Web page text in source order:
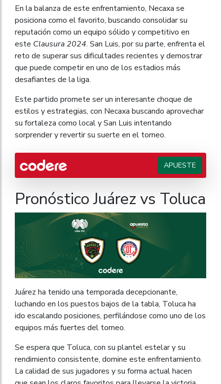
En la balanza de este enfrentamiento, Necaxa se
posiciona como el favorito, buscando consolidar su
reputación como un equipo sólido y competitivo en
este Clausura 2024. San Luis, por su parte, enfrenta el
reto de superar sus dificultades recientes y demostrar
que puede competir en uno de los estadios más
desafiantes de la liga.
Este partido promete ser un interesante choque de
estilos y estrategias, con Necaxa buscando aprovechar
su fortaleza como local y San Luis intentando
sorprender y revertir su suerte en el torneo.
APUESTE
Pronóstico Juárez vs Toluca
Juárez ha tenido una temporada decepcionante,
luchando en los puestos bajos de la tabla, Toluca ha
ido escalando posiciones, perfilándose como uno de los
equipos más fuertes del torneo.
Se espera que Toluca, con su plantel estelar y su
rendimiento consistente, domine este enfrentamiento.
La calidad de sus jugadores y su forma actual hacen